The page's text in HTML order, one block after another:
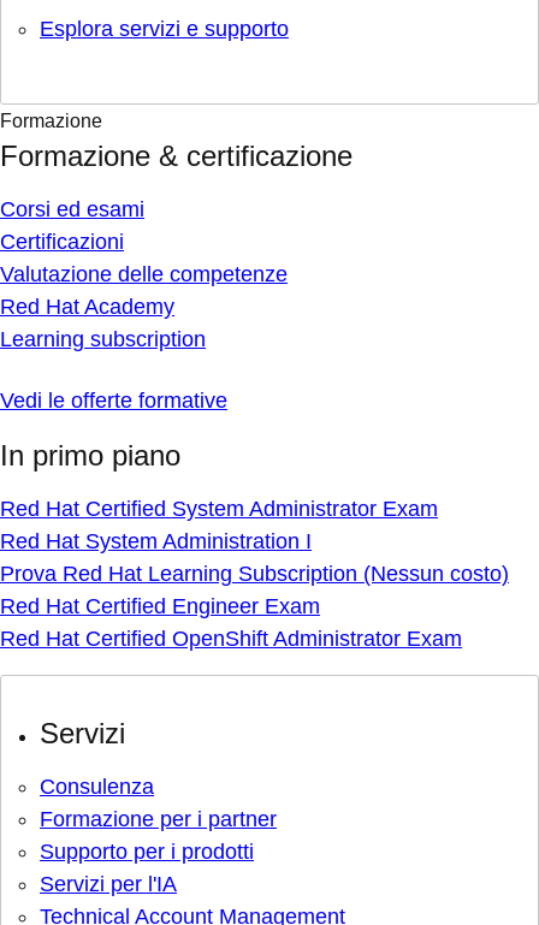
Esplora servizi e supporto
Formazione
Formazione & certificazione
Corsi ed esami
Certificazioni
Valutazione delle competenze
Red Hat Academy
Learning subscription
Vedi le offerte formative
In primo piano
Red Hat Certified System Administrator Exam
Red Hat System Administration I
Prova Red Hat Learning Subscription (Nessun costo)
Red Hat Certified Engineer Exam
Red Hat Certified OpenShift Administrator Exam
Servizi
Consulenza
Formazione per i partner
Supporto per i prodotti
Servizi per l'IA
Technical Account Management